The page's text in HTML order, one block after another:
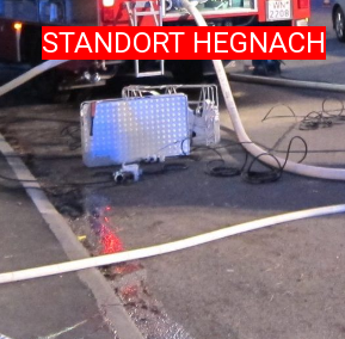
STANDORT HEGNACH